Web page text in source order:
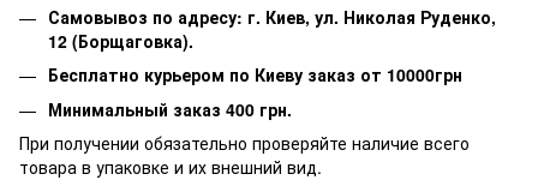
Самовывоз по адресу: г. Киев, ул. Николая Руденко,
12 (Борщаговка).
Бесплатно курьером по Киеву заказ от 10000грн
Минимальный заказ 400 грн.
При получении обязательно проверяйте наличие всего
товара в упаковке и их внешний вид.